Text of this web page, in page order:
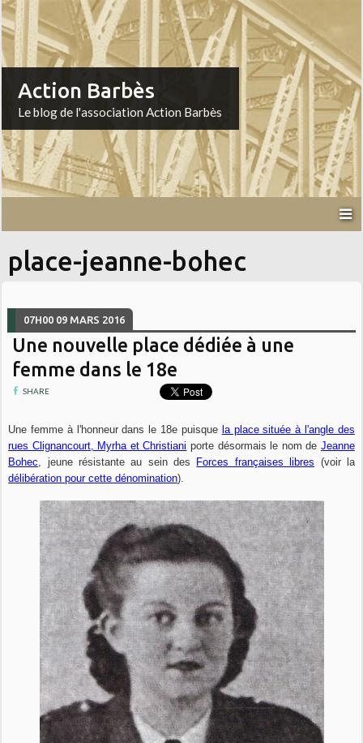
Action Barbès
Le blog de l'association Action Barbès
place-jeanne-bohec
07H00 09 MARS 2016
Une nouvelle place dédiée à une
femme dans le 18e
SHARE
Une femme à l'honneur dans le 18e puisque la place située à l'angle des
rues Clignancourt, Myrha et Christiani porte désormais le nom de Jeanne
Bohec, jeune résistante au sein des Forces françaises libres (voir la
délibération pour cette dénomination).